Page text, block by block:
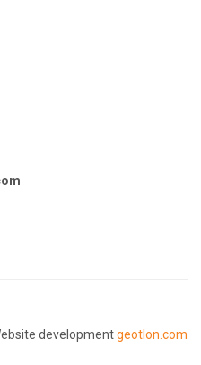
developmentgeotlon.com